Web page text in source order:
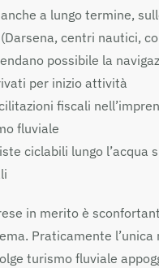
a lungo termine,
centri nautici,
possibile la
per inizio attività
fiscali
fluviale
ciclabili lungo l’acqua
in merito è
Praticamente l’unica
turismo fluviale